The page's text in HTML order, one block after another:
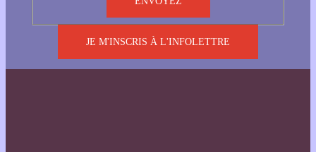
JE M'INSCRIS À L'INFOLETTRE